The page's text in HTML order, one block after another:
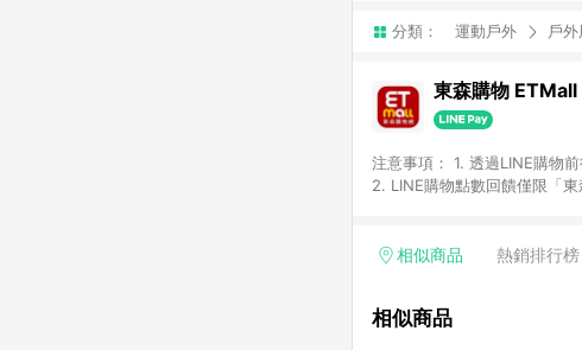
分類： 運動戶外 戶
東森購物 ETMall
注意事項： 1. 透過LINE購物
2. LINE購物點數回饋僅限「
「草莓網」全館商品。 4. 如
面顯示為準。 7. LINE購物設
相似商品 熱銷排行榜
相似商品